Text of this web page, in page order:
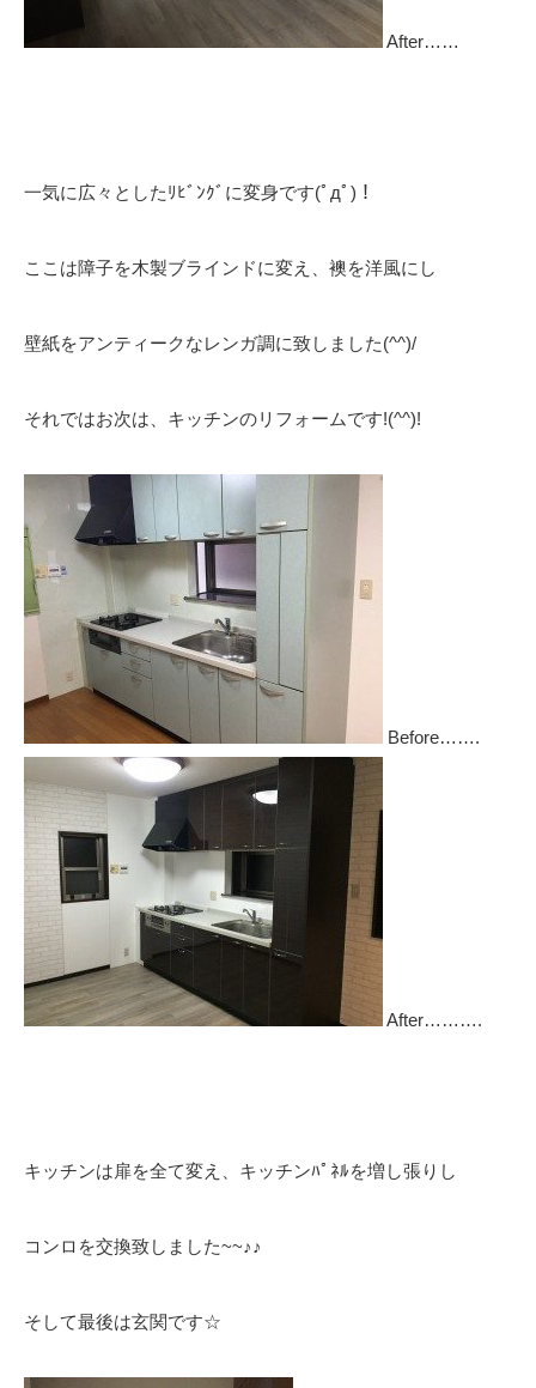
After……
一気に広々としたﾘﾋﾞﾝｸﾞに変身です(ﾟдﾟ)！
ここは障子を木製ブラインドに変え、襖を洋風にし
壁紙をアンティークなレンガ調に致しました(^^)/
それではお次は、キッチンのリフォームです!(^^)!
Before…….
After……….
キッチンは扉を全て変え、キッチンﾊﾟﾈﾙを増し張りし
コンロを交換致しました~~♪♪
そして最後は玄関です☆